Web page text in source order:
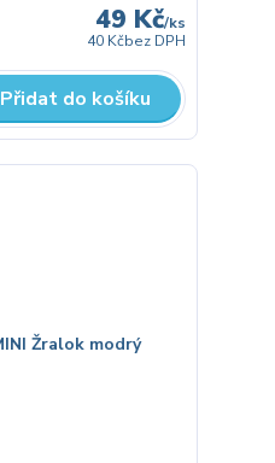
49 Kč/ks
40 Kčbez DPH
Přidat do košíku